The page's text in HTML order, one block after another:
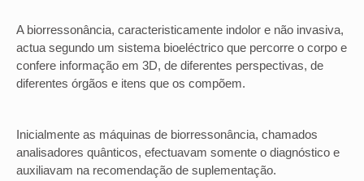
A biorressonância, caracteristicamente indolor e não invasiva,
actua segundo um sistema bioeléctrico que percorre o corpo e
confere informação em 3D, de diferentes perspectivas, de
diferentes órgãos e itens que os compõem.
Inicialmente as máquinas de biorressonância, chamados
analisadores quânticos, efectuavam somente o diagnóstico e
auxiliavam na recomendação de suplementação.